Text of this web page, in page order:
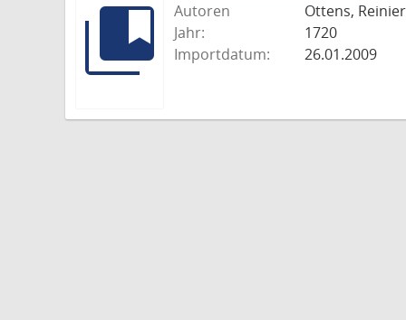
Autoren
Ottens,
Jahr:
1720
Importdatum:
26.01.2009